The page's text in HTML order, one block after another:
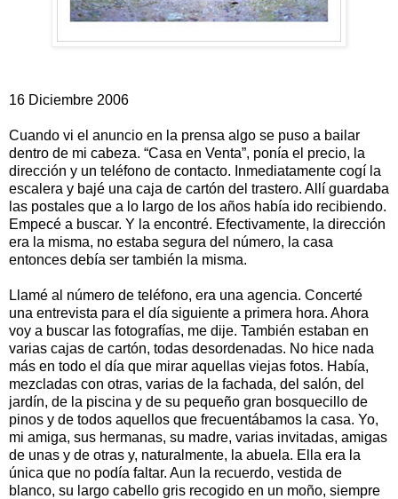
16 Diciembre 2006
Cuando vi el anuncio en la prensa algo se puso a bailar
dentro de mi cabeza. “Casa en Venta”, ponía el precio, la
dirección y un teléfono de contacto. Inmediatamente cogí la
escalera y bajé una caja de cartón del trastero. Allí guardaba
las postales que a lo largo de los años había ido recibiendo.
Empecé a buscar. Y la encontré. Efectivamente, la dirección
era la misma, no estaba segura del número, la casa
entonces debía ser también la misma.
Llamé al número de teléfono, era una agencia. Concerté
una entrevista para el día siguiente a primera hora. Ahora
voy a buscar las fotografías, me dije. También estaban en
varias cajas de cartón, todas desordenadas. No hice nada
más en todo el día que mirar aquellas viejas fotos. Había,
mezcladas con otras, varias de la fachada, del salón, del
jardín, de la piscina y de su pequeño gran bosquecillo de
pinos y de todos aquellos que frecuentábamos la casa. Yo,
mi amiga, sus hermanas, su madre, varias invitadas, amigas
de unas y de otras y, naturalmente, la abuela. Ella era la
única que no podía faltar. Aun la recuerdo, vestida de
blanco, su largo cabello gris recogido en un moño, siempre